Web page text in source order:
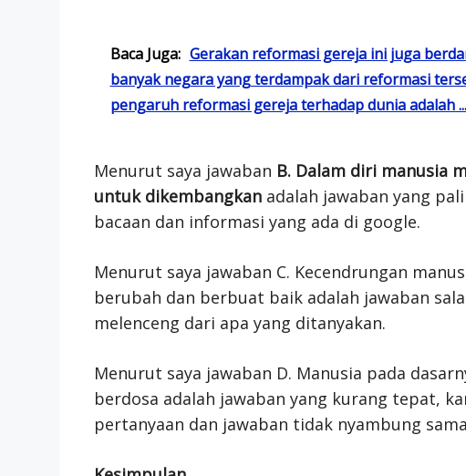
Baca Juga: Gerakan reformasi gereja ini juga
banyak negara yang terdampak dari reformasi
pengaruh reformasi gereja terhadap dunia adalah
Menurut saya jawaban B. Dalam diri manusia
untuk dikembangkanadalah jawaban yang
bacaan dan informasi yang ada di google.
Menurut saya jawaban C. Kecendrungan
berubah dan berbuat baik adalah jawaban
melenceng dari apa yang ditanyakan.
Menurut saya jawaban D. Manusia pada
berdosa adalah jawaban yang kurang tepat,
pertanyaan dan jawaban tidak nyambung